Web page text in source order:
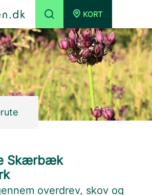
KORT
Skærbæk
overdrev, skov og